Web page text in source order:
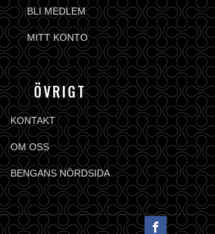
BLI MEDLEM
MITT KONTO
ÖVRIGT
KONTAKT
OM OSS
BENGANS NÖRDSIDA